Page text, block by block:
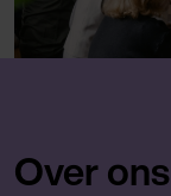
Over ons